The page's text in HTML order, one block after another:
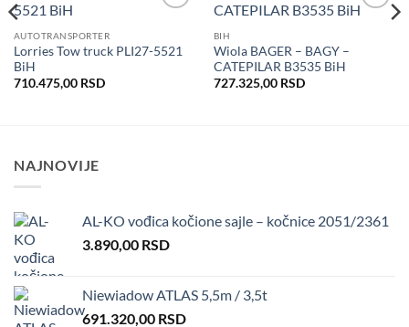
želja
AUTOTRANSPORTER
Lorries Tow truck PLI27-5521
BiH
710.475,00 RSD
BIH
Wiola BAGER – BAGY –
CATEPILAR B3535 BiH
727.325,00 RSD
NAJNOVIJE
AL-KO vođica kočione sajle – kočnice 2051/2361
3.890,00 RSD
Niewiadow ATLAS 5,5m / 3,5t
691.320,00 RSD